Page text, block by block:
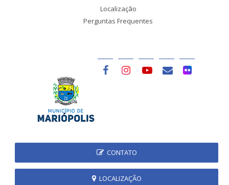
Localização
Perguntas Frequentes
CONTATO
LOCALIZAÇÃO